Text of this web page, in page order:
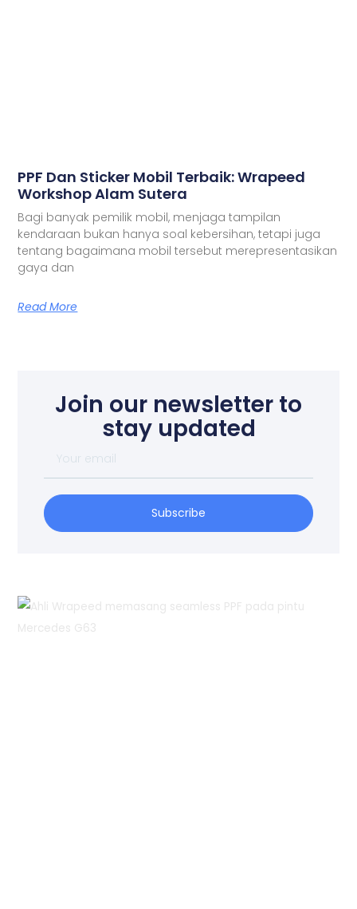
PPF Dan Sticker Mobil Terbaik: Wrapeed
Workshop Alam Sutera
Bagi banyak pemilik mobil, menjaga tampilan
kendaraan bukan hanya soal kebersihan, tetapi juga
tentang bagaimana mobil tersebut merepresentasikan
gaya dan
Read More
Join our newsletter to
stay updated
email
Subscribe